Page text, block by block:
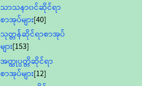
သာသနာ၀င်ဆိုင်ရာ
စာအုပ်များ[40]
သုတ္တန်ဆိုင်ရာစာအုပ်
များ[153]
အတ္ထုပ္ပတ္တိဆိုင်ရာ
စာအုပ်များ[12]